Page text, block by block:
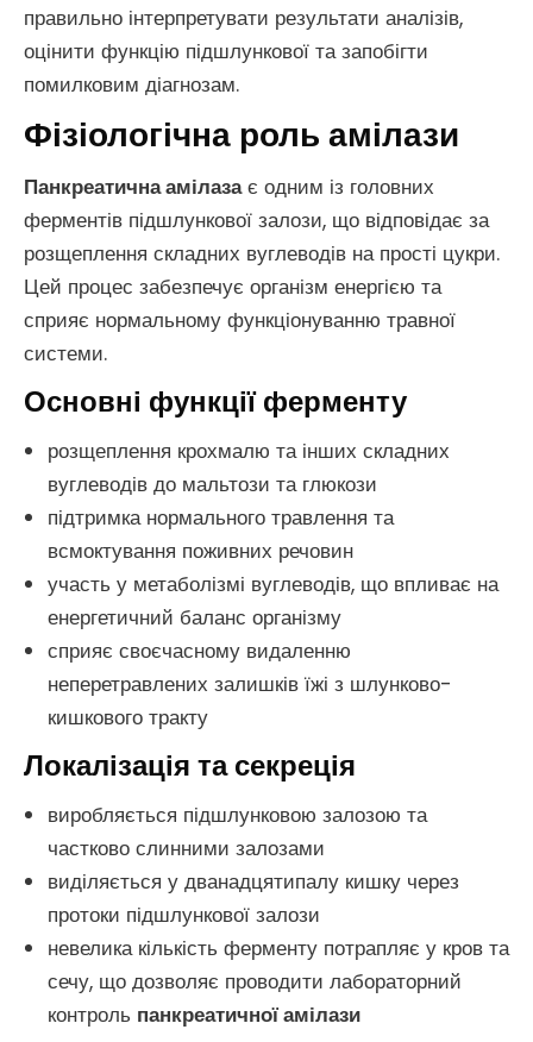
правильно інтерпретувати результати аналізів,
оцінити функцію підшлункової та запобігти
помилковим діагнозам.
Фізіологічна роль амілази
Панкреатична амілазає одним із головних
ферментів підшлункової залози, що відповідає за
розщеплення складних вуглеводів на прості цукри.
Цей процес забезпечує організм енергією та
сприяє нормальному функціонуванню травної
системи.
Основні функції ферменту
розщеплення крохмалю та інших складних
вуглеводів до мальтози та глюкози
підтримка нормального травлення та
всмоктування поживних речовин
участь у метаболізмі вуглеводів, що впливає на
енергетичний баланс організму
сприяє своєчасному видаленню
неперетравлених залишків їжі з шлунково-
кишкового тракту
Локалізація та секреція
виробляється підшлунковою залозою та
частково слинними залозами
виділяється у дванадцятипалу кишку через
протоки підшлункової залози
невелика кількість ферменту потрапляє у кров та
сечу, що дозволяє проводити лабораторний
контроль панкреатичної амілази